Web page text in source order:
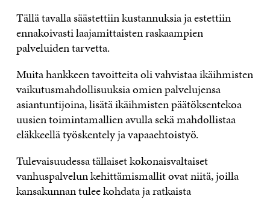
Tällä tavalla säästettiin kustannuksia ja estettiin
ennakoivasti laajamittaisten raskaampien
palveluiden tarvetta.
Muita hankkeen tavoitteita oli vahvistaa ikäihmisten
vaikutusmahdollisuuksia omien palvelujensa
asiantuntijoina, lisätä ikäihmisten päätöksentekoa
uusien toimintamallien avulla sekä mahdollistaa
eläkkeellä työskentely ja vapaaehtoistyö.
Tulevaisuudessa tällaiset kokonaisvaltaiset
vanhuspalvelun kehittämismallit ovat niitä, joilla
kansakunnan tulee kohdata ja ratkaista